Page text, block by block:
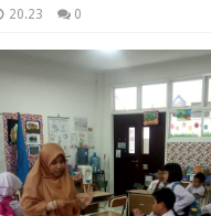
20.23 0